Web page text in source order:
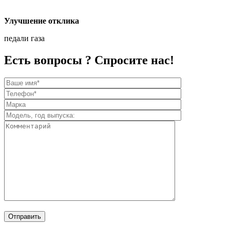
Улучшение отклика
педали газа
Есть вопросы ? Спросите нас!